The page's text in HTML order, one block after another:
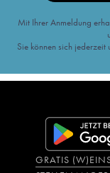
Mit Ihrer Anmeldung
Sie können sich
GRATIS